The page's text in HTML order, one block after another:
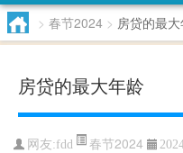
> 春节2024 > 房贷的最
房贷的最大年龄
网友:fdd 春节2024